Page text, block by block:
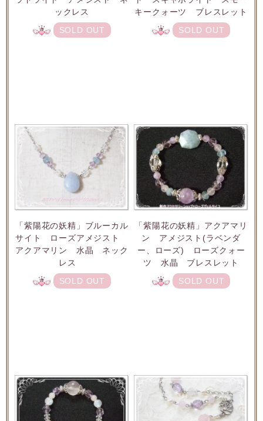
ックレス
SOLD OUT
キークォーツ ブレスレット
SOLD OUT
「紫陽花の妖精」ブルーカル
サイト ローズアメジスト
アクアマリン 水晶 ネック
レス
SOLD OUT
「紫陽花の妖精」アクアマリ
ン アメジスト(ラベンダ
ー、ローズ) ローズクォー
ツ 水晶 ブレスレット
SOLD OUT